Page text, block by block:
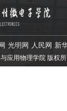
光明网 人民网 新
与应用物理学院 版